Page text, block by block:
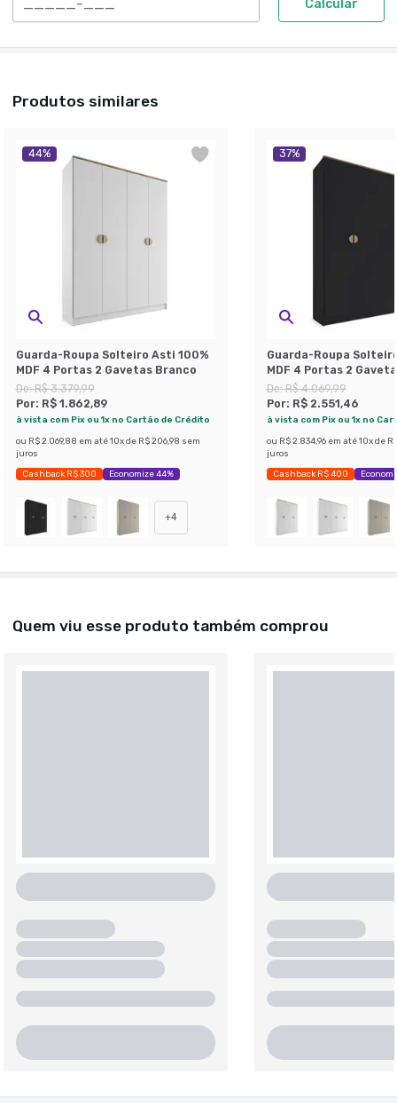
Calcular
Produtos similares
44%
Guarda-Roupa Solteiro Asti 100%
MDF 4 Portas 2 Gavetas Branco
De:R$ 3.379,99
Por: R$ 1.862,89
à vista com Pix ou 1x no Cartão de Crédito
ou R$ 2.069,88 em até 10x de R$ 206,98 sem
juros
Cashback R$ 300 Economize 44%
+4
37%
Guarda-Roupa
MDF 4 Portas 2
De:R$ 4.069,99
Por: R$ 2.551,46
à vista com Pix ou 1x no
ou R$ 2.834,96 em até 10x de
juros
Cashback R$ 400
Quem viu esse produto também comprou